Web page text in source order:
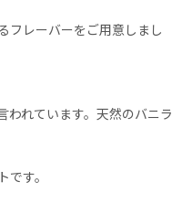
フレーバーをご用意しまし
れています。天然のバニラ
す。